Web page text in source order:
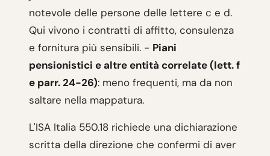
notevole delle persone delle lettere c e d.
Qui vivono i contratti di affitto, consulenza
e fornitura più sensibili. - Piani
pensionistici e altre entità correlate (lett. f
e parr. 24-26): meno frequenti, ma da non
saltare nella mappatura.
L'ISA Italia 550.18 richiede una dichiarazione
scritta della direzione che confermi di aver